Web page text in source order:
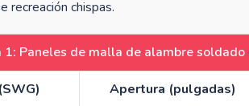
recreación chispas.
1: Paneles de malla de alambre soldado
Apertura (pulgadas)